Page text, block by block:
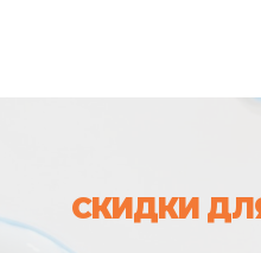
СКИДКИ